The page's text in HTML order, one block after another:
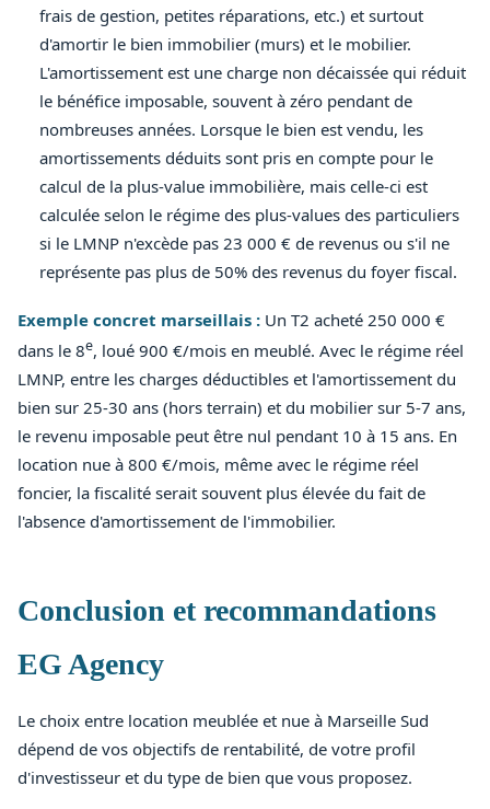
frais de gestion, petites réparations, etc.) et surtout
d'amortir le bien immobilier (murs) et le mobilier.
L'amortissement est une charge non décaissée qui réduit
le bénéfice imposable, souvent à zéro pendant de
nombreuses années. Lorsque le bien est vendu, les
amortissements déduits sont pris en compte pour le
calcul de la plus-value immobilière, mais celle-ci est
calculée selon le régime des plus-values des particuliers
si le LMNP n'excède pas 23 000 € de revenus ou s'il ne
représente pas plus de 50% des revenus du foyer fiscal.
Exemple concret marseillais : Un T2 acheté 250 000 €
dans le 8e, loué 900 €/mois en meublé. Avec le régime réel
LMNP, entre les charges déductibles et l'amortissement du
bien sur 25-30 ans (hors terrain) et du mobilier sur 5-7 ans,
le revenu imposable peut être nul pendant 10 à 15 ans. En
location nue à 800 €/mois, même avec le régime réel
foncier, la fiscalité serait souvent plus élevée du fait de
l'absence d'amortissement de l'immobilier.
Conclusion et recommandations
EG Agency
Le choix entre location meublée et nue à Marseille Sud
dépend de vos objectifs de rentabilité, de votre profil
d'investisseur et du type de bien que vous proposez.